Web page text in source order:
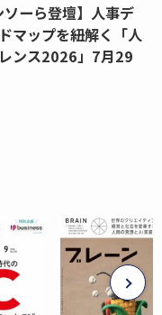
ソーら登壇】人事デ
マップを紐解く「人
ンス2026」7月29